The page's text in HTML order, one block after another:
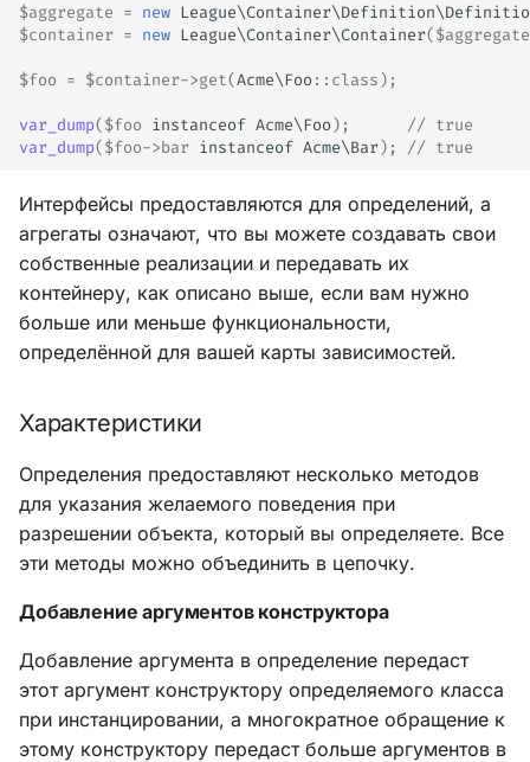
$aggregate = new
$container = new League\Container\Container($aggregate
$foo = $container->get(Acme\Foo:: class);
var_dump($foo instanceof Acme\Foo);
// true
var_dump($foo->bar instanceof Acme\Bar); // true
Интерфейсы предоставляются для определений, а
агрегаты означают, что вы можете создавать свои
собственные реализации и передавать их
контейнеру, как описано выше, если вам нужно
больше или меньше функциональности,
определённой для вашей карты зависимостей.
Характеристики
Определения предоставляют несколько методов
для указания желаемого поведения при
разрешении объекта, который вы определяете. Все
эти методы можно объединить в цепочку.
Добавление аргументов конструктора
Добавление аргумента в определение передаст
этот аргумент конструктору определяемого класса
при инстанцировании, а многократное обращение к
этому конструктору передаст больше аргументов в